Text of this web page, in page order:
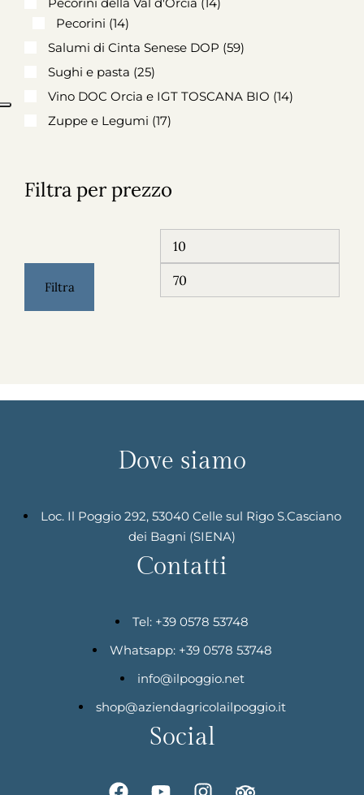
Pecorini (14)
Salumi di Cinta Senese DOP (59)
Sughi e pasta (25)
Vino DOC Orcia e IGT TOSCANA BIO (14)
Zuppe e Legumi (17)
Filtra per prezzo
Filtra
Dove siamo
Loc. Il Poggio 292, 53040 Celle sul Rigo S.Casciano
dei Bagni (SIENA)
Contatti
Tel: +39 0578 53748
Whatsapp: +39 0578 53748
info@ilpoggio.net
shop@aziendagricolailpoggio.it
Social